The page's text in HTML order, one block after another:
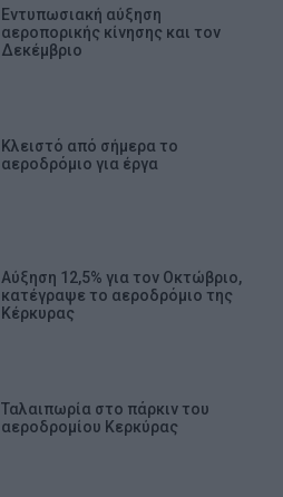
Εντυπωσιακή αύξηση
αεροπορικής κίνησης και τον
Δεκέμβριο
Κλειστό από σήμερα το
αεροδρόμιο για έργα
Αύξηση 12,5% για τον Οκτώβριο,
κατέγραψε το αεροδρόμιο της
Κέρκυρας
Ταλαιπωρία στο πάρκιν του
αεροδρομίου Κερκύρας